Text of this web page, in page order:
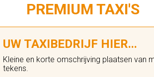
PREMIUM TAXI'S
UW TAXIBEDRIJF HIER...
Kleine en korte omschrijving plaatsen van
tekens.